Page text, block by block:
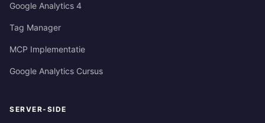
Google Analytics 4
Tag Manager
MCP Implementatie
Google Analytics Cursus
SERVER-SIDE